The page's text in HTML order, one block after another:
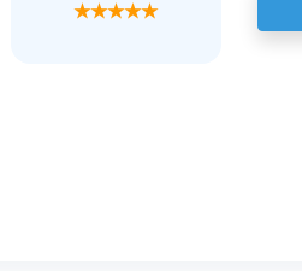
★★★★★